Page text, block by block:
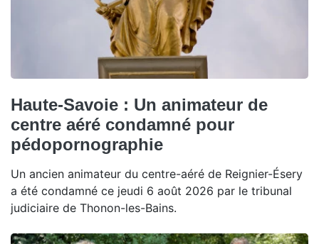
Haute-Savoie : Un animateur de
centre aéré condamné pour
pédopornographie
Un ancien animateur du centre-aéré de Reignier-Ésery
a été condamné ce jeudi 6 août 2026 par le tribunal
judiciaire de Thonon-les-Bains.